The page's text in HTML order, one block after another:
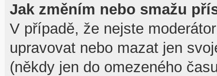
Jak změním nebo smažu
V případě, že nejste
upravovat nebo mazat jen
(někdy jen do omezeného